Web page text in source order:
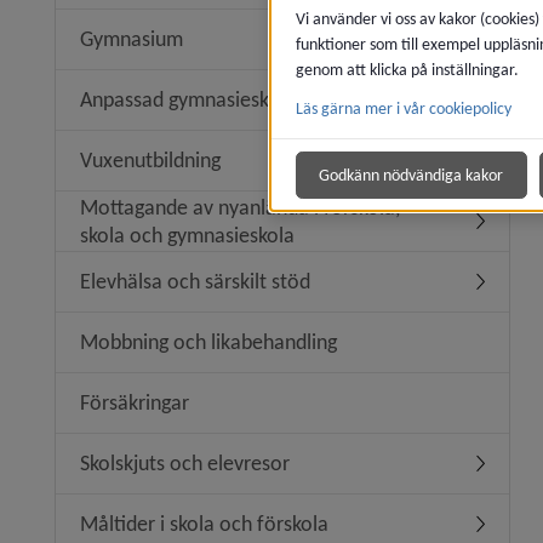
Gymnasium
Anpassad gymnasieskola
Vuxenutbildning
Mottagande av nyanlända i förskola,
skola och gymnasieskola
Elevhälsa och särskilt stöd
Mobbning och likabehandling
Försäkringar
Skolskjuts och elevresor
Måltider i skola och förskola
Vi använder vi oss av kakor
funktioner som till exempel
genom att klicka på inställningar.
Läs gärna mer i vår cookiepolicy
Godkänn nödvändiga kakor